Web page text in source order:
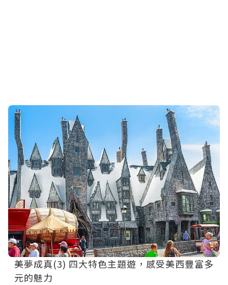
美夢成真(3) 四大特色主題遊，感受美西豐富多
元的魅力